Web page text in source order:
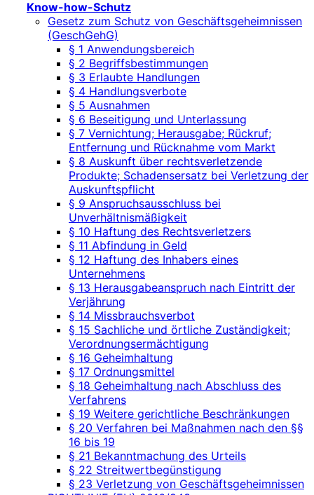
Know-how-Schutz
Gesetz zum Schutz von Geschäftsgeheimnissen
(GeschGehG)
§ 1 Anwendungsbereich
§ 2 Begriffsbestimmungen
§ 3 Erlaubte Handlungen
§ 4 Handlungsverbote
§ 5 Ausnahmen
§ 6 Beseitigung und Unterlassung
§ 7 Vernichtung; Herausgabe; Rückruf;
Entfernung und Rücknahme vom Markt
§ 8 Auskunft über rechtsverletzende
Produkte; Schadensersatz bei Verletzung der
Auskunftspflicht
§ 9 Anspruchsausschluss bei
Unverhältnismäßigkeit
§ 10 Haftung des Rechtsverletzers
§ 11 Abfindung in Geld
§ 12 Haftung des Inhabers eines
Unternehmens
§ 13 Herausgabeanspruch nach Eintritt der
Verjährung
§ 14 Missbrauchsverbot
§ 15 Sachliche und örtliche Zuständigkeit;
Verordnungsermächtigung
§ 16 Geheimhaltung
§ 17 Ordnungsmittel
§ 18 Geheimhaltung nach Abschluss des
Verfahrens
§ 19 Weitere gerichtliche Beschränkungen
§ 20 Verfahren bei Maßnahmen nach den §§
16 bis 19
§ 21 Bekanntmachung des Urteils
§ 22 Streitwertbegünstigung
§ 23 Verletzung von Geschäftsgeheimnissen